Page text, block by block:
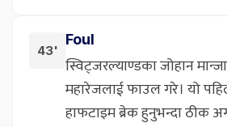
43'
Foul
स्विट्जरल्याण्डका जोहान
महारेजलाई फाउल गरे। यो
हाफटाइम ब्रेक हुनुभन्दा ठीक